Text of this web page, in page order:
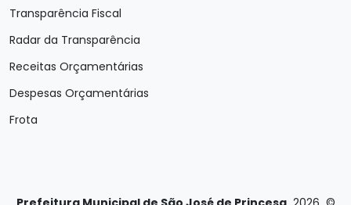
Transparência Fiscal
Radar da Transparência
Receitas Orçamentárias
Despesas Orçamentárias
Frota